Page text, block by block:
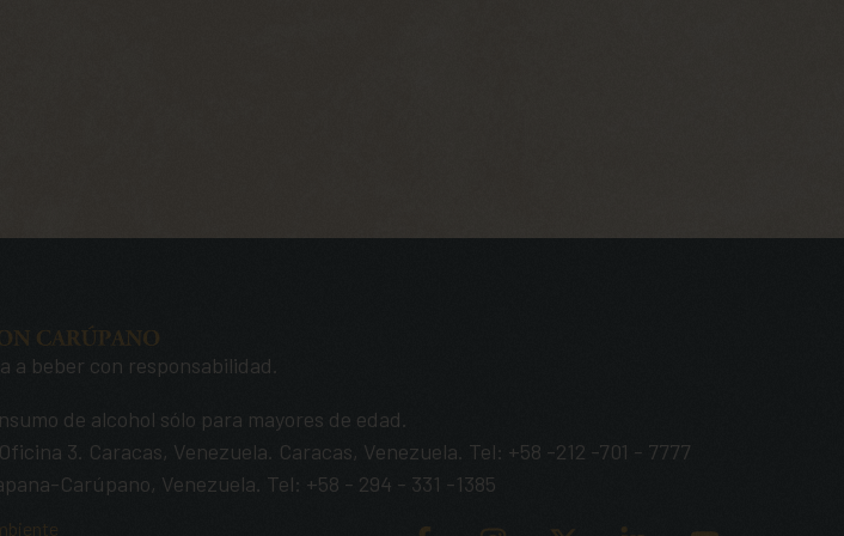
a beber con responsabilidad.
de alcohol sólo para mayores de edad.
3. Caracas, Venezuela. Caracas, Venezuela. Tel: +58 -212 -701 - 7777
Carúpano, Venezuela. Tel: +58 - 294 - 331 -1385